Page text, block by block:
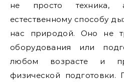
не просто техника,
естественному способу
нас природой. Оно не
оборудования или
любом возрасте и
физической